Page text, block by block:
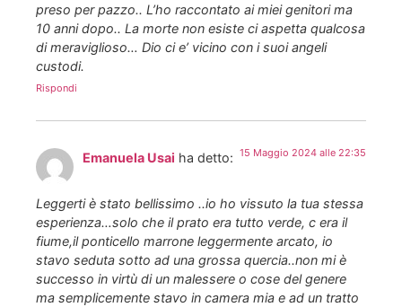
preso per pazzo.. L’ho raccontato ai miei genitori ma
10 anni dopo.. La morte non esiste ci aspetta qualcosa
di meraviglioso… Dio ci e’ vicino con i suoi angeli
custodi.
Rispondi
Emanuela Usai ha detto: 15 Maggio 2024 alle 22:35
Leggerti è stato bellissimo ..io ho vissuto la tua stessa
esperienza…solo che il prato era tutto verde, c era il
fiume,il ponticello marrone leggermente arcato, io
stavo seduta sotto ad una grossa quercia..non mi è
successo in virtù di un malessere o cose del genere
ma semplicemente stavo in camera mia e ad un tratto